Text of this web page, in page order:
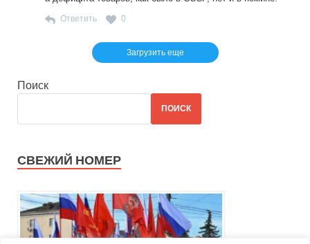
Ответить 0
Загрузить еще
Поиск
ПОИСК
СВЕЖИЙ НОМЕР